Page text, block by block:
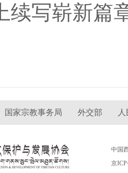
续写崭新篇
国家宗教事务局 外交部
中国
京ICP